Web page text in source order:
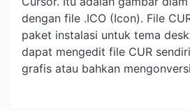
dengan file .ICO (Icon). File
paket instalasi untuk tema
dapat mengedit file CUR
grafis atau bahkan